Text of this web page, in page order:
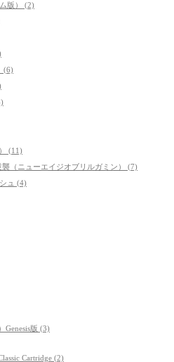
版） (2)
(6)
(11)
（ニューエイジオブリルガミン） (7)
ュ (4)
Genesis版 (3)
Cartridge (2)